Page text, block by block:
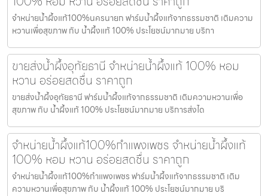
จำหน่ายน้ำผึ้งแท้100%นครนายก ฟาร์มน้ำผึ้งแท้จากธรรมชาติ เติมความ
หวานเพื่อสุขภาพ กับ น้ำผึ้งแท้ 100% ประโยชน์มากมาย บริกา
ขายส่งน้ำผึ้งอุทัยธานี จำหน่ายน้ำผึ้งแท้ 100% หอม
หวาน อร่อยสดชื่น ราคาถูก
ขายส่งน้ำผึ้งอุทัยธานี ฟาร์มน้ำผึ้งแท้จากธรรมชาติ เติมความหวานเพื่อ
สุขภาพ กับ น้ำผึ้งแท้ 100% ประโยชน์มากมาย บริการส่งได
จำหน่ายน้ำผึ้งแท้100%กำแพงเพชร จำหน่ายน้ำผึ้งแท้
100% หอม หวาน อร่อยสดชื่น ราคาถูก
จำหน่ายน้ำผึ้งแท้100%กำแพงเพชร ฟาร์มน้ำผึ้งแท้จากธรรมชาติ เติม
ความหวานเพื่อสุขภาพ กับ น้ำผึ้งแท้ 100% ประโยชน์มากมาย บริ